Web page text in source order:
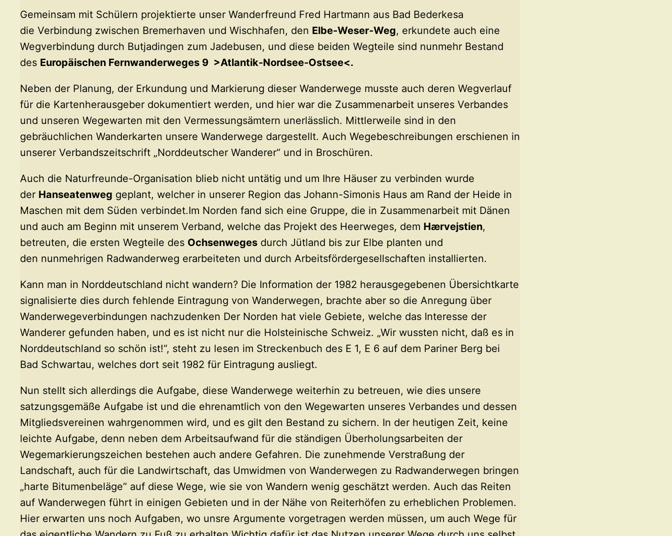
Gemeinsam mit Schülern projektierte unser Wanderfreund Fred Hartmann aus Bad Bederkesa
die Verbindung zwischen Bremerhaven und Wischhafen, den Elbe-Weser-Weg, erkundete auch eine
Wegverbindung durch Butjadingen zum Jadebusen, und diese beiden Wegteile sind nunmehr Bestand
des Europäischen Fernwanderweges 9 >Atlantik-Nordsee-Ostsee<.
Neben der Planung, der Erkundung und Markierung dieser Wanderwege musste auch deren Wegverlauf
für die Kartenherausgeber dokumentiert werden, und hier war die Zusammenarbeit unseres Verbandes
und unseren Wegewarten mit den Vermessungsämtern unerlässlich. Mittlerweile sind in den
gebräuchlichen Wanderkarten unsere Wanderwege dargestellt. Auch Wegebeschreibungen erschienen in
unserer Verbandszeitschrift „Norddeutscher Wanderer“ und in Broschüren.
Auch die Naturfreunde-Organisation blieb nicht untätig und um Ihre Häuser zu verbinden wurde
der Hanseatenweg geplant, welcher in unserer Region das Johann-Simonis Haus am Rand der Heide in
Maschen mit dem Süden verbindet.Im Norden fand sich eine Gruppe, die in Zusammenarbeit mit Dänen
und auch am Beginn mit unserem Verband, welche das Projekt des Heerweges, dem Hærvejstien,
betreuten, die ersten Wegteile des Ochsenweges durch Jütland bis zur Elbe planten und
den nunmehrigen Radwanderweg erarbeiteten und durch Arbeitsfördergesellschaften installierten.
Kann man in Norddeutschland nicht wandern? Die Information der 1982 herausgegebenen Übersichtkarte
signalisierte dies durch fehlende Eintragung von Wanderwegen, brachte aber so die Anregung über
Wanderwegeverbindungen nachzudenken Der Norden hat viele Gebiete, welche das Interesse der
Wanderer gefunden haben, und es ist nicht nur die Holsteinische Schweiz. „Wir wussten nicht, daß es in
Norddeutschland so schön ist!“, steht zu lesen im Streckenbuch des E 1, E 6 auf dem Pariner Berg bei
Bad Schwartau, welches dort seit 1982 für Eintragung ausliegt.
Nun stellt sich allerdings die Aufgabe, diese Wanderwege weiterhin zu betreuen, wie dies unsere
satzungsgemäße Aufgabe ist und die ehrenamtlich von den Wegewarten unseres Verbandes und dessen
Mitgliedsvereinen wahrgenommen wird, und es gilt den Bestand zu sichern. In der heutigen Zeit, keine
leichte Aufgabe, denn neben dem Arbeitsaufwand für die ständigen Überholungsarbeiten der
Wegemarkierungszeichen bestehen auch andere Gefahren. Die zunehmende Verstraßung der
Landschaft, auch für die Landwirtschaft, das Umwidmen von Wanderwegen zu Radwanderwegen bringen
„harte Bitumenbeläge“ auf diese Wege, wie sie von Wandern wenig geschätzt werden. Auch das Reiten
auf Wanderwegen führt in einigen Gebieten und in der Nähe von Reiterhöfen zu erheblichen Problemen.
Hier erwarten uns noch Aufgaben, wo unsre Argumente vorgetragen werden müssen, um auch Wege für